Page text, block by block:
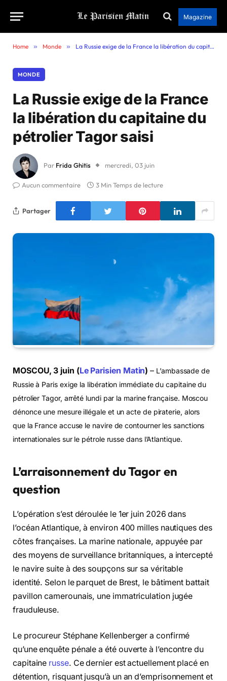
Magazine
Home » Monde » La Russie exige de la France la libération du capitaine du pétrolier Tagor saisi
MONDE
La Russie exige de la France
la libération du capitaine du
pétrolier Tagor saisi
Par Frida Ghitis mercredi, 03 juin
Aucun commentaire 3 Min Temps de lecture
Partager
MOSCOU, 3 juin (Le Parisien Matin) – L’ambassade de
Russie à Paris exige la libération immédiate du capitaine du
pétrolier Tagor, arrêté lundi par la marine française. Moscou
dénonce une mesure illégale et un acte de piraterie, alors
que la France accuse le navire de contourner les sanctions
internationales sur le pétrole russe dans l’Atlantique.
L’arraisonnement du Tagor en
question
L’opération s’est déroulée le 1er juin 2026 dans
l’océan Atlantique, à environ 400 milles nautiques des
côtes françaises. La marine nationale, appuyée par
des moyens de surveillance britanniques, a intercepté
le navire suite à des soupçons sur sa véritable
identité. Selon le parquet de Brest, le bâtiment battait
pavillon camerounais, une immatriculation jugée
frauduleuse.
Le procureur Stéphane Kellenberger a confirmé
qu’une enquête pénale a été ouverte à l’encontre du
capitaine russe. Ce dernier est actuellement placé en
détention, risquant jusqu’à un an d’emprisonnement et